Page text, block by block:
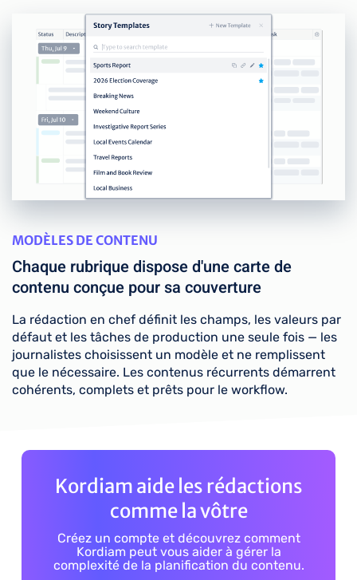
MODÈLES DE CONTENU
Chaque rubrique dispose d'une carte de
contenu conçue pour sa couverture
La rédaction en chef définit les champs, les valeurs par
défaut et les tâches de production une seule fois — les
journalistes choisissent un modèle et ne remplissent
que le nécessaire. Les contenus récurrents démarrent
cohérents, complets et prêts pour le workflow.
Kordiam aide les rédactions
comme la vôtre
Créez un compte et découvrez comment
Kordiam peut vous aider à gérer la
complexité de la planification du contenu.